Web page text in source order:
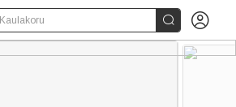
Kaulakoru  